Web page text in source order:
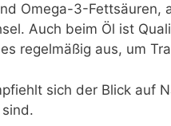
Omega-3-Fettsäuren,
Auch beim Öl ist
regelmäßig aus, um
sich der Blick auf